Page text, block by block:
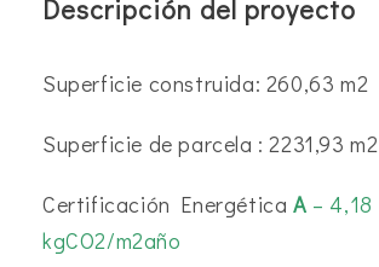
Descripción del proyecto
Superficie construida: 260,63 m2
Superficie de parcela : 2231,93 m2
Certificación Energética A – 4,18
kgCO2/m2año